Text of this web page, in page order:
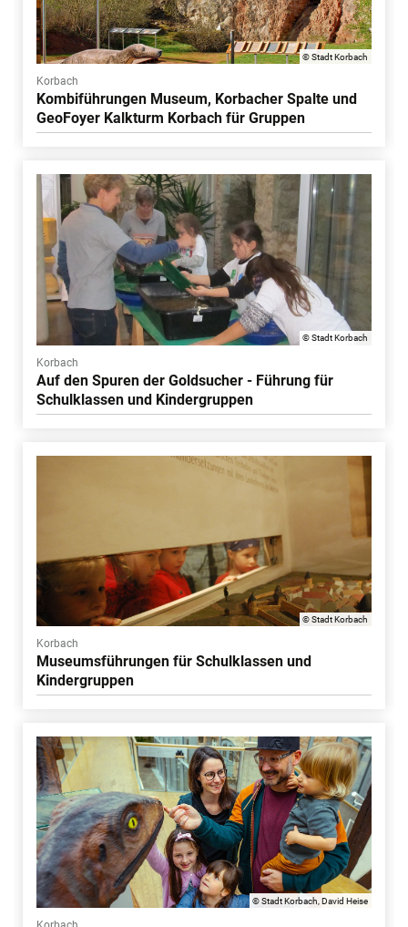
© Stadt Korbach
Korbach
Kombiführungen Museum, Korbacher Spalte und
GeoFoyer Kalkturm Korbach für Gruppen
© Stadt Korbach
Korbach
Auf den Spuren der Goldsucher - Führung für
Schulklassen und Kindergruppen
© Stadt Korbach
Korbach
Museumsführungen für Schulklassen und
Kindergruppen
© Stadt Korbach, David Heise